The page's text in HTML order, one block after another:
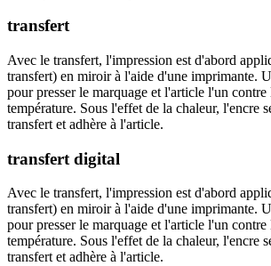
transfert
Avec le transfert, l'impression est d'abord
transfert) en miroir à l'aide d'une imprimante.
pour presser le marquage et l'article l'un contre
température. Sous l'effet de la chaleur, l'encre
transfert et adhère à l'article.
transfert digital
Avec le transfert, l'impression est d'abord
transfert) en miroir à l'aide d'une imprimante.
pour presser le marquage et l'article l'un contre
température. Sous l'effet de la chaleur, l'encre
transfert et adhère à l'article.